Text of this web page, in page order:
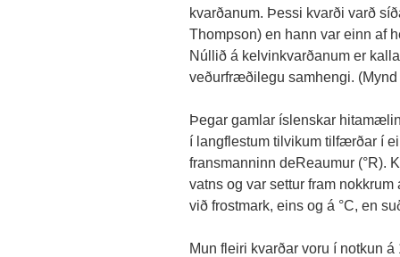
kvarðanum. Þessi kvarði varð
Thompson) en hann var einn af
Núllið á kelvinkvarðanum er
veðurfræðilegu samhengi.
Þegar gamlar íslenskar
í langflestum tilvikum tilfærðar í
fransmanninn deReaumur (°R).
vatns og var settur fram
við frostmark, eins og á °C, en
Mun fleiri kvarðar voru í notkun